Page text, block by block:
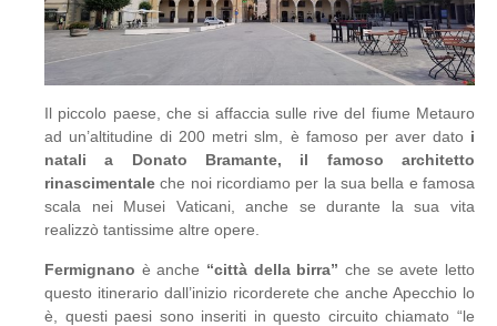
Il piccolo paese, che si affaccia sulle rive del fiume Metauro
ad un’altitudine di 200 metri slm, è famoso per aver dato i
natali a Donato Bramante, il famoso architetto
rinascimentale che noi ricordiamo per la sua bella e famosa
scala nei Musei Vaticani, anche se durante la sua vita
realizzò tantissime altre opere.
Fermignano è anche “città della birra” che se avete letto
questo itinerario dall’inizio ricorderete che anche Apecchio lo
è, questi paesi sono inseriti in questo circuito chiamato “le